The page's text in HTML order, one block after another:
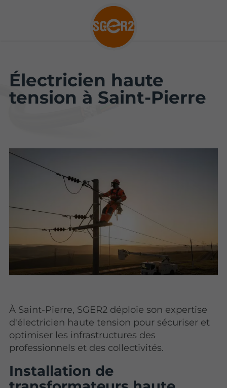
Électricien haute
tension à Saint-Pierre
À Saint-Pierre, SGER2 déploie son expertise
d'électricien haute tension pour sécuriser et
optimiser les infrastructures des
professionnels et des collectivités.
Installation de